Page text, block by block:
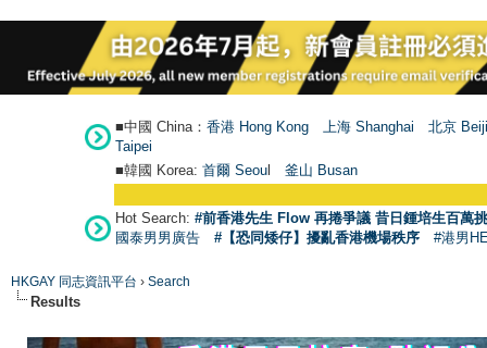
■中國 China： 香港 Hong Kong 上海 Shanghai
北京
Taipei
■韓國 Korea: 首爾 Seoul 釜山 Busan
Hot Search: #前香港先生 Flow 再捲爭議 昔日鍾培生百萬
國泰男男廣告
#【恐同矮仔】擾亂香港機場秩序 #港男
HKGAY 同志資訊平台 › Search
Results